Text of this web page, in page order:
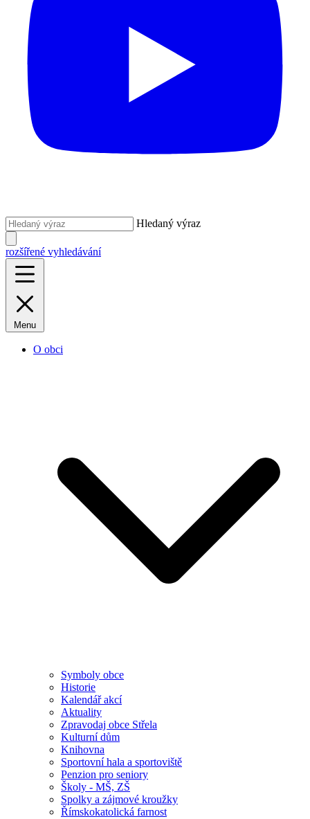
Hledaný výraz
rozšířené vyhledávání
Menu
O obci
Symboly obce
Historie
Kalendář akcí
Aktuality
Zpravodaj obce Střela
Kulturní dům
Knihovna
Sportovní hala a sportoviště
Penzion pro seniory
Školy - MŠ, ZŠ
Spolky a zájmové kroužky
Římskokatolická farnost